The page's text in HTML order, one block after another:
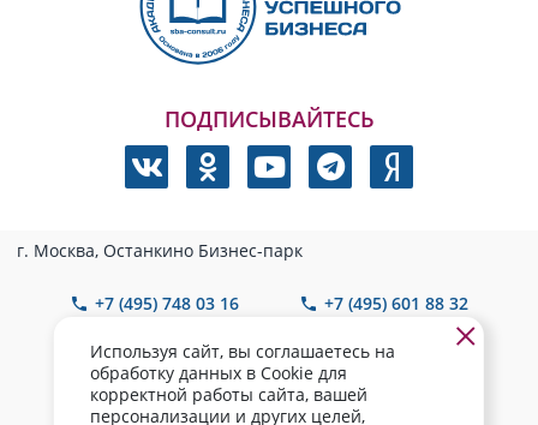
ПОДПИСЫВАЙТЕСЬ
г. Москва, Останкино Бизнес-парк
+7 (495) 748 03 16 +7 (495) 601 88 32
Info@sba-consult.ru
© 2006-2026 «Академия Успешного Бизнеса»
Используя сайт, вы соглашаетесь на
обработку данных в Cookie для
корректной работы сайта, вашей
персонализации и других целей,